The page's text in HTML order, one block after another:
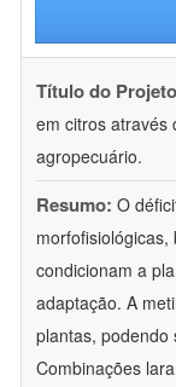
Título do
em citros através
agropecuário.
Resumo: O
condicionam a
adaptação. A
plantas, podendo
Combinações